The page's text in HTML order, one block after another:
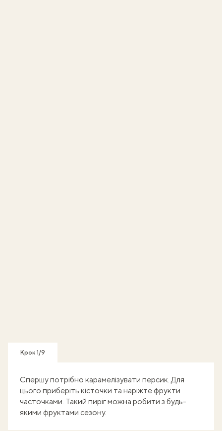
Крок 1/9
Спершу потрібно карамелізувати персик. Для
цього приберіть кісточки та наріжте фрукти
часточками. Такий пиріг можна робити з будь-
якими фруктами сезону.